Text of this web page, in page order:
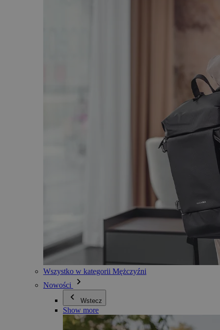
Wszystko w kategorii Mężczyźni
Nowości
Wstecz
Show more